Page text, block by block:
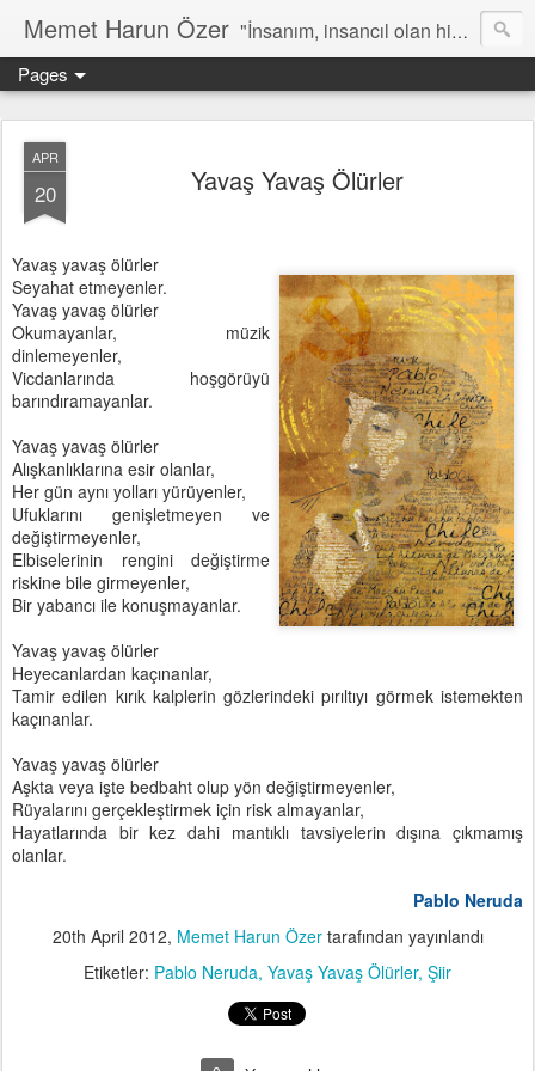
Memet Harun Özer "İnsanım, insancıl olan hiç bir şey bana yabancı kalamaz…" -Terentius
Pages
APR
20 Yavaş Yavaş Ölürler
Yavaş yavaş ölürler
Seyahat etmeyenler.
Yavaş yavaş ölürler
Okumayanlar, müzik
dinlemeyenler,
Vicdanlarında hoşgörüyü
barındıramayanlar.
Yavaş yavaş ölürler
Alışkanlıklarına esir olanlar,
Her gün aynı yolları yürüyenler,
Ufuklarını genişletmeyen ve
değiştirmeyenler,
Elbiselerinin rengini değiştirme
riskine bile girmeyenler,
Bir yabancı ile konuşmayanlar.
Yavaş yavaş ölürler
Heyecanlardan kaçınanlar,
Tamir edilen kırık kalplerin gözlerindeki pırıltıyı görmek istemekten
kaçınanlar.
Yavaş yavaş ölürler
Aşkta veya işte bedbaht olup yön değiştirmeyenler,
Rüyalarını gerçekleştirmek için risk almayanlar,
Hayatlarında bir kez dahi mantıklı tavsiyelerin dışına çıkmamış
olanlar.
Pablo Neruda
20th April 2012, Memet Harun Özertarafından yayınlandı
Etiketler: Pablo Neruda Yavaş Yavaş Ölürler Şiir